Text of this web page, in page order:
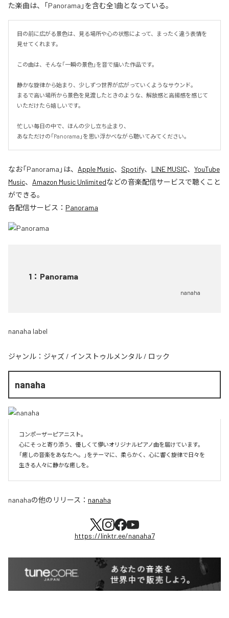
た楽曲は、「Panorama」を含む全1曲となっている。
目の前に広がる景色は、見る場所や心の状態によって、まったく違う表情を
見せてくれます。
この曲は、そんな「一瞬の景色」を音で描いた作品です。
静かな旋律から始まり、少しずつ世界が広がっていくようなサウンド。
まるで高い場所から景色を見渡したときのような、解放感と高揚感を感じて
いただけたら嬉しいです。
忙しい毎日の中で、ほんの少し立ち止まり、
あなただけの「Panorama」を思い浮かべながら聴いてみてください。
なお「Panorama 」は、 Apple Music、 Spotify、 LINE MUSIC、 YouTube
Music、 Amazon Music Unlimitedなどの音楽配信サービスで聴くこと
ができる。
各配信サービス： Panorama
1 ： Panorama
nanaha
nanaha label
ジャンル： ジャズ / インストゥルメンタル / ロック
nanaha
コンポーザーピアニスト。
心にそっと寄り添う、優しくて儚いオリジナルピアノ曲を届けています。
「癒しの音楽をあなたへ。」をテーマに、柔らかく、心に響く旋律で日々を
生きる人々に静かな癒しを。
nanahaの他のリリース： nanaha
https://linktr.ee/nanaha7